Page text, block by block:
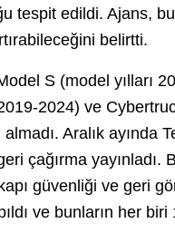
tespit edildi. Ajans,
belirtti.
S (model yılları
2024) ve
Aralık ayında
çağırma
güvenliği ve geri
ve bunların her